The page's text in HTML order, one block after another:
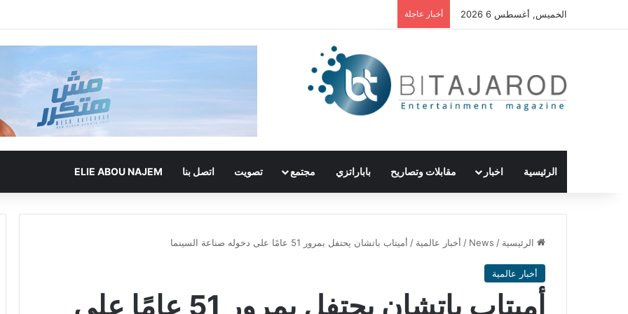
الخميس, أغسطس 6 2026 أخبار عاجلة
الرئيسية اخبار مقابلات وتصاريح باباراتزي مجتمع تصويت اتصل بنا ELIE ABOU NAJEM
الرئيسية /
News
/ أخبار عالمية / أميتاب باتشان يحتفل بمرور 51 عامًا على دخوله صناعة السينما
أخبار عالمية
أميتاب باتشان يحتفل بمرور 51 عامًا على